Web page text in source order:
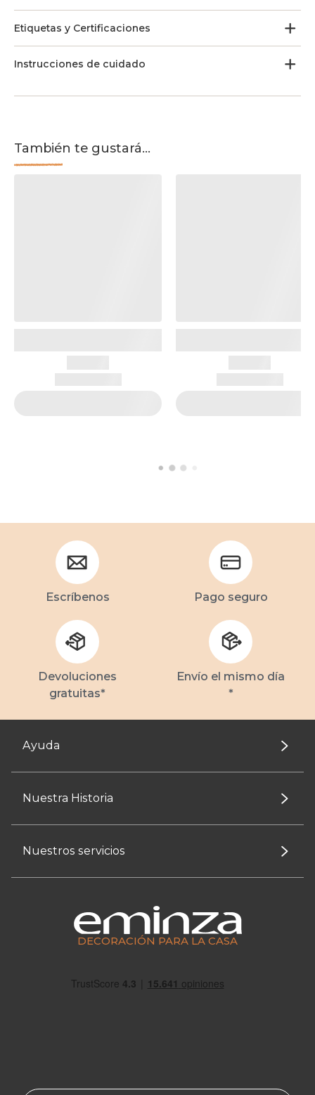
Etiquetas y Certificaciones
Instrucciones de cuidado
También te gustará...
Escríbenos Pago seguro
Devoluciones
gratuitas*
Envío el mismo día
*
Ayuda
Nuestra Historia
Nuestros servicios
DECORACIÓN PARA LA CASA